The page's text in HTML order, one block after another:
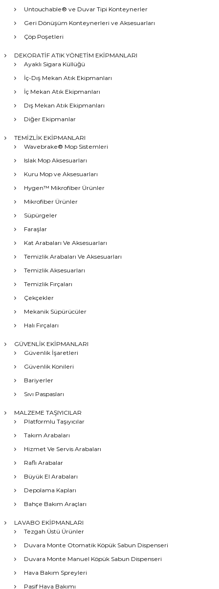
Untouchable® ve Duvar Tipi Konteynerler
Geri Dönüşüm Konteynerleri ve Aksesuarları
Çöp Poşetleri
DEKORATİF ATIK YÖNETİM EKİPMANLARI
Ayaklı Sigara Küllüğü
İç-Dış Mekan Atık Ekipmanları
İç Mekan Atık Ekipmanları
Dış Mekan Atık Ekipmanları
Diğer Ekipmanlar
TEMİZLİK EKİPMANLARI
Wavebrake® Mop Sistemleri
Islak Mop Aksesuarları
Kuru Mop ve Aksesuarları
Hygen™ Mikrofiber Ürünler
Mikrofiber Ürünler
Süpürgeler
Faraşlar
Kat Arabaları Ve Aksesuarları
Temizlik Arabaları Ve Aksesuarları
Temizlik Aksesuarları
Temizlik Fırçaları
Çekçekler
Mekanik Süpürücüler
Halı Fırçaları
GÜVENLİK EKİPMANLARI
Güvenlik İşaretleri
Güvenlik Konileri
Bariyerler
Sıvı Paspasları
MALZEME TAŞIYICILAR
Platformlu Taşıyıcılar
Takım Arabaları
Hizmet Ve Servis Arabaları
Raflı Arabalar
Büyük El Arabaları
Depolama Kapları
Bahçe Bakım Araçları
LAVABO EKİPMANLARI
Tezgah Üstü Ürünler
Duvara Monte Otomatik Köpük Sabun Dispenseri
Duvara Monte Manuel Köpük Sabun Dispenseri
Hava Bakım Spreyleri
Pasif Hava Bakımı